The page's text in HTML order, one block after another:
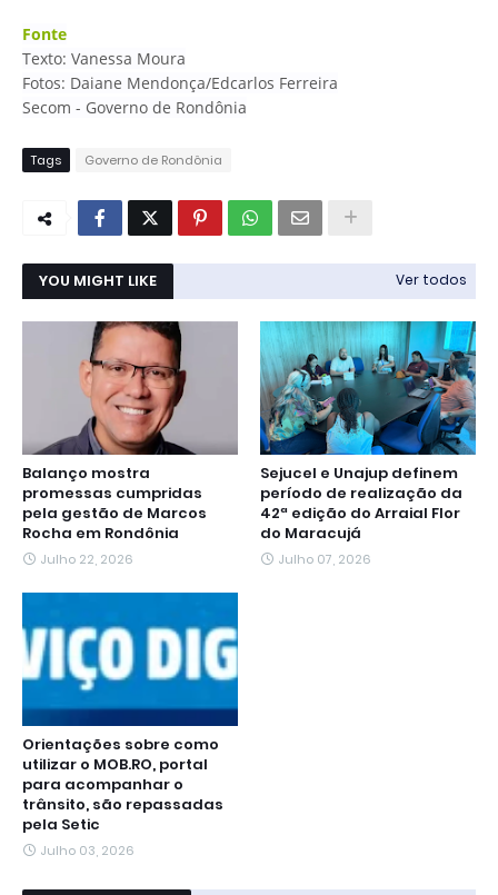
Fonte
Texto: Vanessa Moura
Fotos: Daiane Mendonça/Edcarlos Ferreira
Secom - Governo de Rondônia
Tags Governo de Rondônia
YOU MIGHT LIKE Ver todos
Balanço mostra
promessas cumpridas
pela gestão de Marcos
Rocha em Rondônia
Julho 22, 2026
Sejucel e Unajup definem
período de realização da
42ª edição do Arraial Flor
do Maracujá
Julho 07, 2026
Orientações sobre como
utilizar o MOB.RO, portal
para acompanhar o
trânsito, são repassadas
pela Setic
Julho 03, 2026